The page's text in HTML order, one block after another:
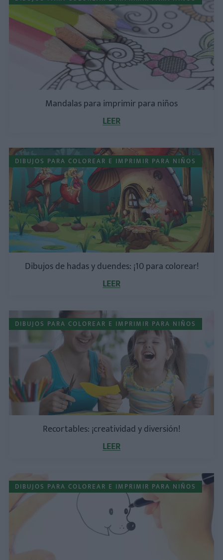
Mandalas para imprimir para niños
LEER
DIBUJOS PARA COLOREAR E IMPRIMIR PARA NIÑOS
Dibujos de hadas y duendes: ¡10 para colorear!
LEER
DIBUJOS PARA COLOREAR E IMPRIMIR PARA NIÑOS
Recortables: ¡creatividad y diversión!
LEER
DIBUJOS PARA COLOREAR E IMPRIMIR PARA NIÑOS